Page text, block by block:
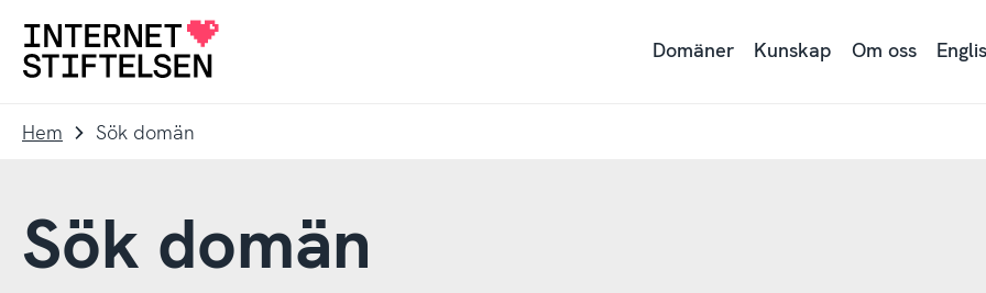
navigering
innehåll
Till
Domäner Kunskap Om oss
Hem Sök domän
Sök domän